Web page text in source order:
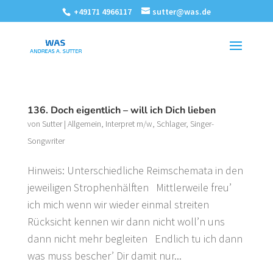
+49171 4966117 sutter@was.de
136. Doch eigentlich – will ich Dich lieben
von Sutter| Allgemein, Interpret m/w, Schlager, Singer-
Songwriter
Hinweis: Unterschiedliche Reimschemata in den
jeweiligen Strophenhälften Mittlerweile freu’
ich mich wenn wir wieder einmal streiten
Rücksicht kennen wir dann nicht woll’n uns
dann nicht mehr begleiten Endlich tu ich dann
was muss bescher’ Dir damit nur...